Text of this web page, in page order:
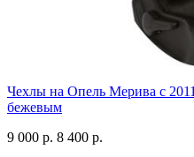
Чехлы на Опель Мерива с
бежевым
9 000 р. 8 400 р.